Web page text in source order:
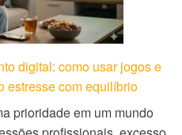
digital: como usar jogos e
estresse com equilíbrio
prioridade em um mundo